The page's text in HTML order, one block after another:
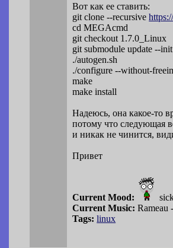
Вот как ее ставить:
git clone --recursive
cd MEGAcmd
git checkout 1.7.0_Linux
git submodule update --
./autogen.sh
./configure --without-
make
make install
Надеюсь, она какое-то
потому что следующая
и никак не чинится,
Привет
Current Mood:
Current Music: Rameau
Tags: linux